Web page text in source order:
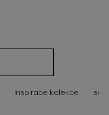
inspirace kolekce